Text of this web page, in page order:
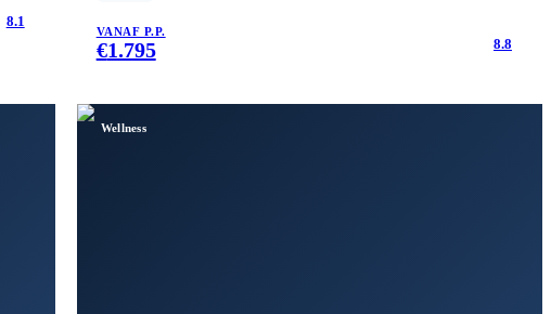
8.1
VANAF P.P.
€1.795 8.8
Wellness